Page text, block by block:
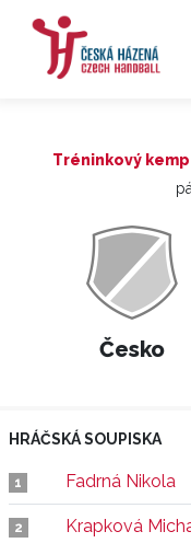
Tréninkový
Česko
HRÁČSKÁ SOUPISKA
1 Fadrná Nikola
2 Krapková